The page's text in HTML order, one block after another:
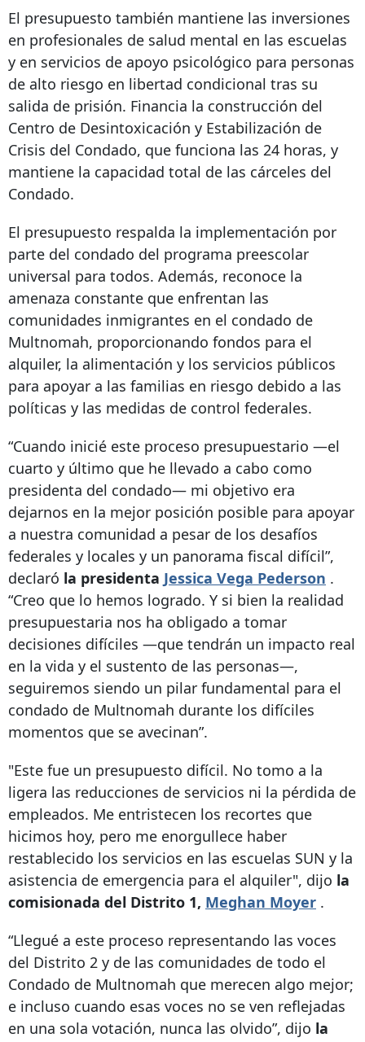
El presupuesto también mantiene las inversiones
en profesionales de salud mental en las escuelas
y en servicios de apoyo psicológico para personas
de alto riesgo en libertad condicional tras su
salida de prisión. Financia la construcción del
Centro de Desintoxicación y Estabilización de
Crisis del Condado, que funciona las 24 horas, y
mantiene la capacidad total de las cárceles del
Condado.
El presupuesto respalda la implementación por
parte del condado del programa preescolar
universal para todos. Además, reconoce la
amenaza constante que enfrentan las
comunidades inmigrantes en el condado de
Multnomah, proporcionando fondos para el
alquiler, la alimentación y los servicios públicos
para apoyar a las familias en riesgo debido a las
políticas y las medidas de control federales.
“Cuando inicié este proceso presupuestario —el
cuarto y último que he llevado a cabo como
presidenta del condado— mi objetivo era
dejarnos en la mejor posición posible para apoyar
a nuestra comunidad a pesar de los desafíos
federales y locales y un panorama fiscal difícil”,
declaró la presidenta Jessica Vega Pederson .
“Creo que lo hemos logrado. Y si bien la realidad
presupuestaria nos ha obligado a tomar
decisiones difíciles —que tendrán un impacto real
en la vida y el sustento de las personas—,
seguiremos siendo un pilar fundamental para el
condado de Multnomah durante los difíciles
momentos que se avecinan”.
"Este fue un presupuesto difícil. No tomo a la
ligera las reducciones de servicios ni la pérdida de
empleados. Me entristecen los recortes que
hicimos hoy, pero me enorgullece haber
restablecido los servicios en las escuelas SUN y la
asistencia de emergencia para el alquiler", dijo la
comisionada del Distrito 1, Meghan Moyer .
“Llegué a este proceso representando las voces
del Distrito 2 y de las comunidades de todo el
Condado de Multnomah que merecen algo mejor;
e incluso cuando esas voces no se ven reflejadas
en una sola votación, nunca las olvido”, dijo la